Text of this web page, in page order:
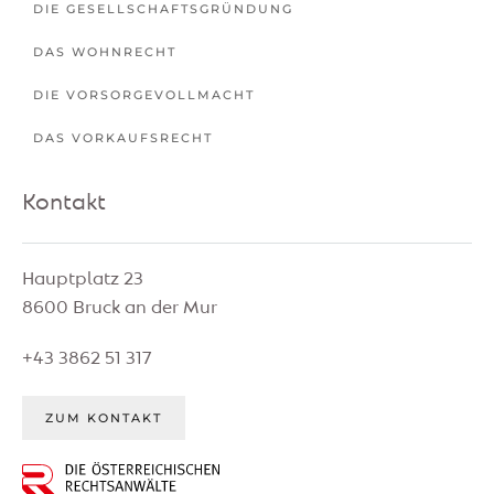
DIE GESELLSCHAFTSGRÜNDUNG
DAS WOHNRECHT
DIE VORSORGEVOLLMACHT
DAS VORKAUFSRECHT
Kontakt
Hauptplatz 23
8600 Bruck an der Mur
+43 3862 51 317
ZUM KONTAKT